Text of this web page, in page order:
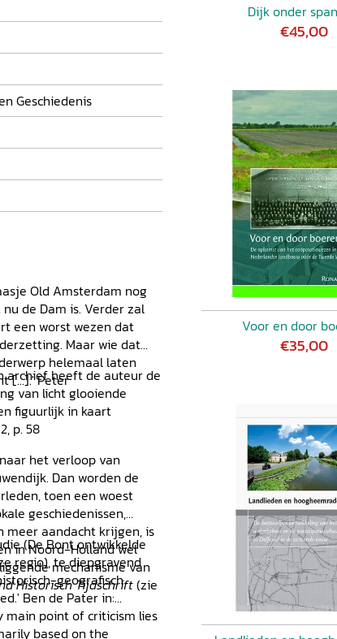
Geschiedenis
Old Amsterdam nog
de Dam is. Verder zal
een worst wezen dat
Maar wie dat
helemaal laten
[...].' Peter
archief heeft de auteur de
van licht glooiende
figuurlijk in kaart
p. 58
het verloop van
Dan worden de
toen een woest
geschiedenissen,
meer aandacht krijgen, is
in Noord-Holland wel
mechanisme van
Historisch Tijdschrift(zie
(De Bont ontwikkelde
regio), te diepgravend
geografisch
Ben de Pater in:
main point of criticism lies
based on the
Dijk onder
€45,00
Voor en door
€35,00